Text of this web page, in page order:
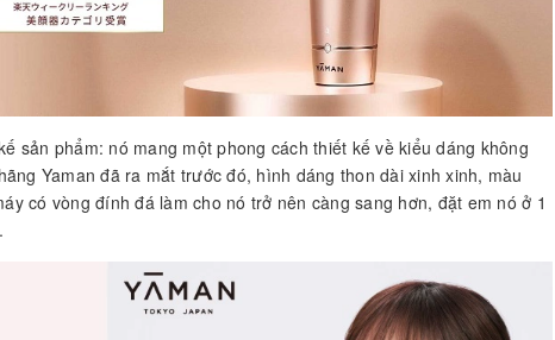
sản phẩm: nó mang một phong cách thiết kế về kiểu dáng không
Yaman đã ra mắt trước đó, hình dáng thon dài xinh xinh, màu
có vòng đính đá làm cho nó trở nên càng sang hơn, đặt em nó ở 1